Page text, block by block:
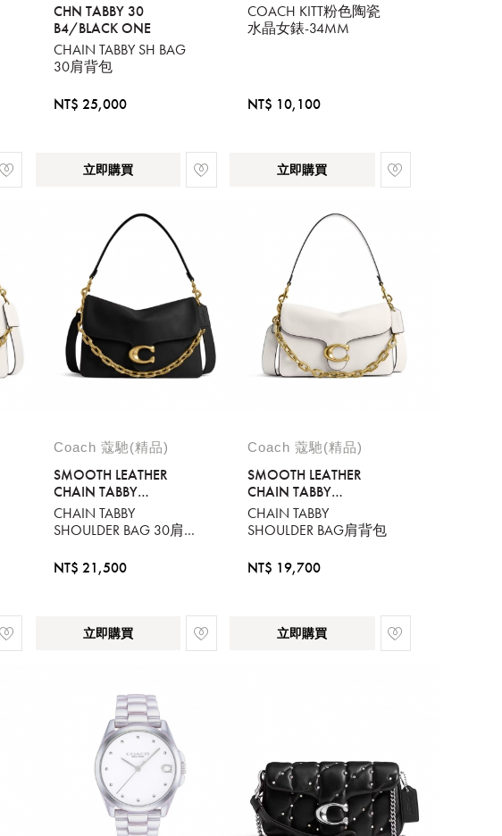
CHN TABBY 30
B4/BLACK ONE
CHAIN TABBY SH BAG
30肩背包
NT$ 25,000
立即購買
COACH KITT粉色陶瓷
水晶女錶-34MM
NT$ 10,100
立即購買
Coach 蔻馳(精品)
SMOOTH LEATHER
CHAIN TABBY
SHOULDER BAG 30
WITH CHAIN
CHAIN TABBY
SHOULDER BAG 30肩背
NT$ 21,500
立即購買
Coach 蔻馳(精品)
SMOOTH LEATHER
CHAIN TABBY
SHOULDER BAG WITH
CHAIN
CHAIN TABBY
SHOULDER BAG肩背包
NT$ 19,700
立即購買